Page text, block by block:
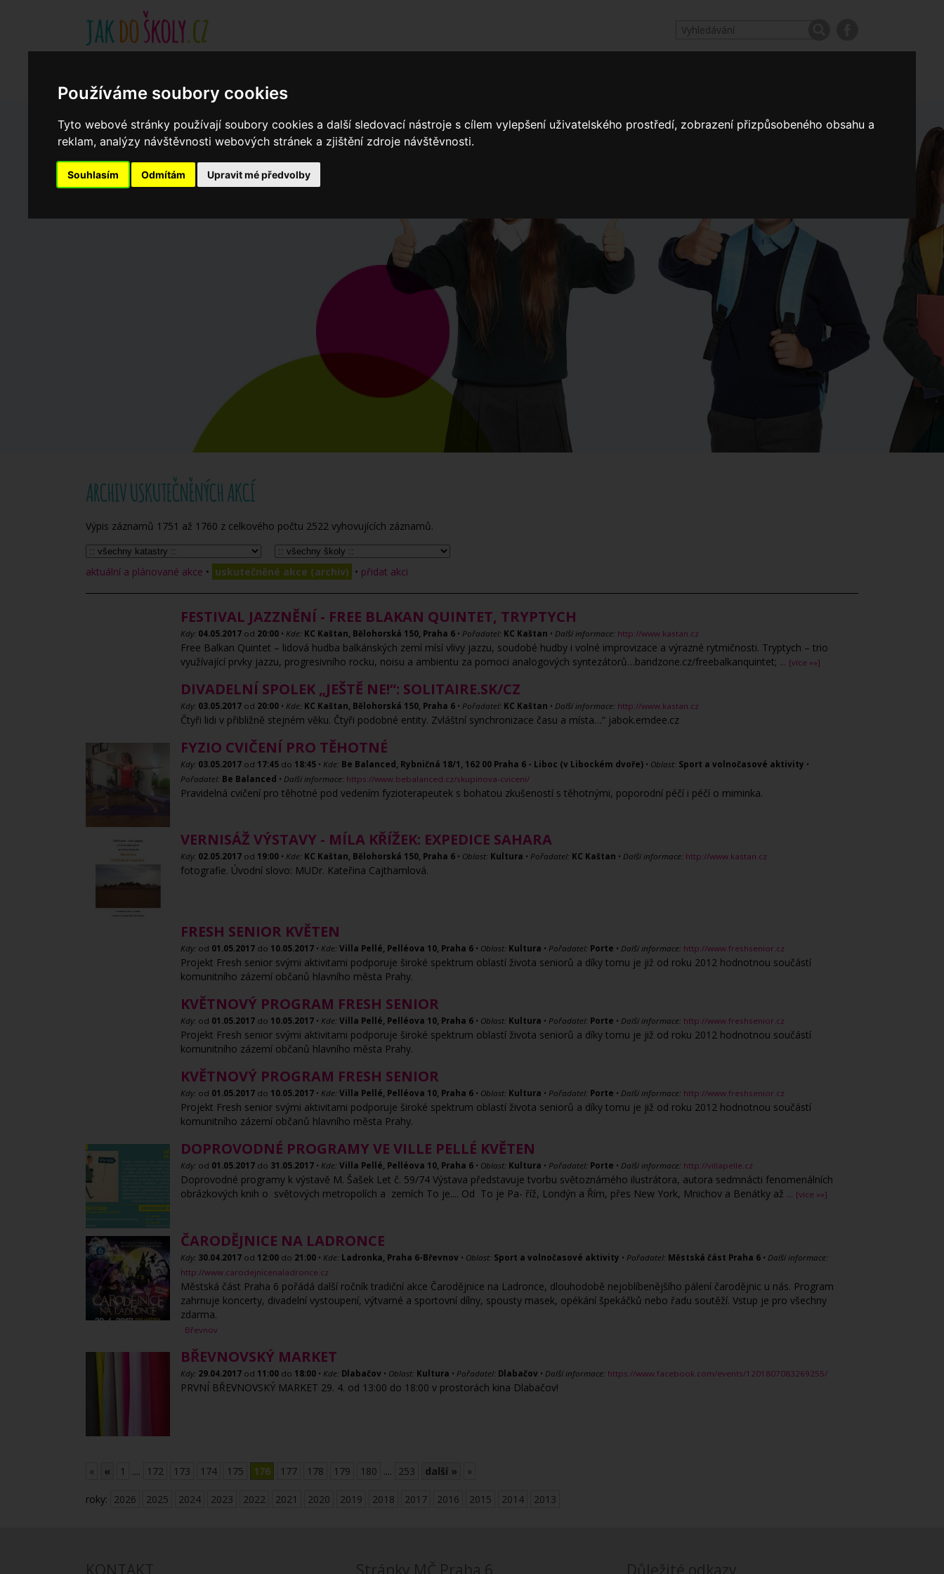
Používáme soubory cookies
Tyto webové stránky používají soubory cookies a další sledovací nástroje s cílem vylepšení uživatelského prostředí, zobrazení přizpůsobeného obsahu a
reklam, analýzy návštěvnosti webových stránek a zjištění zdroje návštěvnosti.
Souhlasím Odmítám Upravit mé předvolby
Zápisy do ZŠ 2026/27 Výroční zprávy
Dny otevřených dveří ZŠ
ARCHIV USKUTEČNĚNÝCH AKCÍ
Výpis záznamů 1751 až 1760 z celkového počtu 2522 vyhovujících záznamů.
aktuální a plánované akce • uskutečněné akce (archiv) • přidat akci
FESTIVAL JAZZNĚNÍ - FREE BLAKAN QUINTET, TRYPTYCH
Kdy: 04.05.2017 od 20:00 • Kde: KC Kaštan, Bělohorská 150, Praha 6 • Pořadatel: KC Kaštan • Další informace: http://www.kastan.cz
Free Balkan Quintet – lidová hudba balkánských zemí mísí vlivy jazzu, soudobé hudby i volné improvizace a výrazné rytmičnosti. Tryptych – trio
využívající prvky jazzu, progresivního rocku, noisu a ambientu za pomoci analogových syntezátorů…bandzone.cz/freebalkanquintet; ... [více »»]
DIVADELNÍ SPOLEK „JEŠTĚ NE!“: SOLITAIRE.SK/CZ
Kdy: 03.05.2017 od 20:00 • Kde: KC Kaštan, Bělohorská 150, Praha 6 • Pořadatel: KC Kaštan • Další informace: http://www.kastan.cz
Čtyři lidi v přibližně stejném věku. Čtyři podobné entity. Zvláštní synchronizace času a místa…“ jabok.emdee.cz
FYZIO CVIČENÍ PRO TĚHOTNÉ
Kdy: 03.05.2017 od 17:45 do 18:45 • Kde: Be Balanced, Rybničná 18/1, 162 00 Praha 6 - Liboc (v Libockém dvoře) • Oblast: Sport a volnočasové aktivity •
Pořadatel: Be Balanced • Další informace: https://www.bebalanced.cz/skupinova-cviceni/
Pravidelná cvičení pro těhotné pod vedením fyzioterapeutek s bohatou zkušeností s těhotnými, poporodní péčí i péčí o miminka.
VERNISÁŽ VÝSTAVY - MÍLA KŘÍŽEK: EXPEDICE SAHARA
Kdy: 02.05.2017 od 19:00 • Kde: KC Kaštan, Bělohorská 150, Praha 6 • Oblast: Kultura • Pořadatel: KC Kaštan • Další informace: http://www.kastan.cz
fotografie. Úvodní slovo: MUDr. Kateřina Cajthamlová.
FRESH SENIOR KVĚTEN
Kdy: od 01.05.2017 do 10.05.2017 • Kde: Villa Pellé, Pelléova 10, Praha 6 • Oblast: Kultura • Pořadatel: Porte • Další informace: http://www.freshsenior.cz
Projekt Fresh senior svými aktivitami podporuje široké spektrum oblastí života seniorů a díky tomu je již od roku 2012 hodnotnou součástí
komunitního zázemí občanů hlavního města Prahy.
KVĚTNOVÝ PROGRAM FRESH SENIOR
Kdy: od 01.05.2017 do 10.05.2017 • Kde: Villa Pellé, Pelléova 10, Praha 6 • Oblast: Kultura • Pořadatel: Porte • Další informace: http://www.freshsenior.cz
Projekt Fresh senior svými aktivitami podporuje široké spektrum oblastí života seniorů a díky tomu je již od roku 2012 hodnotnou součástí
komunitního zázemí občanů hlavního města Prahy.
KVĚTNOVÝ PROGRAM FRESH SENIOR
Kdy: od 01.05.2017 do 10.05.2017 • Kde: Villa Pellé, Pelléova 10, Praha 6 • Oblast: Kultura • Pořadatel: Porte • Další informace: http://www.freshsenior.cz
Projekt Fresh senior svými aktivitami podporuje široké spektrum oblastí života seniorů a díky tomu je již od roku 2012 hodnotnou součástí
komunitního zázemí občanů hlavního města Prahy.
DOPROVODNÉ PROGRAMY VE VILLE PELLÉ KVĚTEN
Kdy: od 01.05.2017 do 31.05.2017 • Kde: Villa Pellé, Pelléova 10, Praha 6 • Oblast: Kultura • Pořadatel: Porte • Další informace: http://villapelle.cz
Doprovodné programy k výstavě M. Šašek Let č. 59/74 Výstava představuje tvorbu světoznámého ilustrátora, autora sedmnácti fenomenálních
obrázkových knih o světových metropolích a zemích To je.... Od To je Pa- říž, Londýn a Řím, přes New York, Mnichov a Benátky až ... [více »»]
ČARODĚJNICE NA LADRONCE
Kdy: 30.04.2017 od 12:00 do 21:00 • Kde: Ladronka, Praha 6-Břevnov • Oblast: Sport a volnočasové aktivity • Pořadatel: Městská část Praha 6 • Další informace:
http://www.carodejnicenaladronce.cz
Městská část Praha 6 pořádá další ročník tradiční akce Čarodějnice na Ladronce, dlouhodobě nejoblíbenějšího pálení čarodějnic u nás. Program
zahrnuje koncerty, divadelní vystoupení, výtvarné a sportovní dílny, spousty masek, opékání špekáčků nebo řadu soutěží. Vstup je pro všechny
zdarma.
Břevnov
BŘEVNOVSKÝ MARKET
Kdy: 29.04.2017 od 11:00 do 18:00 • Kde: Dlabačov • Oblast: Kultura • Pořadatel: Dlabačov • Další informace: https://www.facebook.com/events/1201807083269255/
PRVNÍ BŘEVNOVSKÝ MARKET 29. 4. od 13:00 do 18:00 v prostorách kina Dlabačov!
« « 1 .... 172 173 174 175 176 177 178 179 180 .... 253 další » »
roky: 2026 2025 2024 2023 2022 2021 2020 2019 2018 2017 2016 2015 2014 2013
KONTAKT Stránky MČ Praha 6 Důležité odkazy